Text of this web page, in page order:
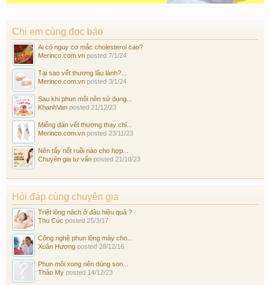
Chị em cùng đọc báo
Ai có nguy cơ mắc cholesterol cao?
Merinco.com.vn posted 7/1/24
Tại sao vết thương lâu lành?...
Merinco.com.vn posted 3/1/24
Sau khi phun môi nên sử dụng...
KhanhVan posted 21/12/23
Miếng dán vết thương thay chỉ...
Merinco.com.vn posted 23/11/23
Nên tẩy nốt ruồi nào cho hợp...
Chuyên gia tư vấn posted 21/10/23
Hỏi đáp cùng chuyên gia
Triệt lông nách ở đâu hiệu quả ?
Thu Cúc posted 25/3/17
Công nghệ phun lông mày cho...
Xuân Hương posted 28/12/16
Phun môi xong nên dùng son...
Thảo My posted 14/12/23